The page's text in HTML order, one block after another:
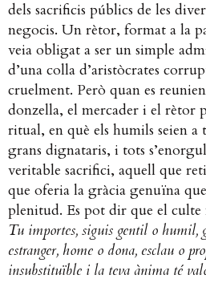
dels sacrificis públics de les
negocis. Un rètor, format a la
veia obligat a ser un simple
d’una colla d’aristòcrates
cruelment. Però quan es
donzella, el mercader i el rètor
ritual, en què els humils seien
grans dignataris, i tots
veritable sacrifici, aquell que
que oferia la gràcia genuïna
plenitud. Es pot dir que el
Tu importes, siguis gentil o humil,
estranger, home o dona, esclau o
insubstituïble i la teva ànima té